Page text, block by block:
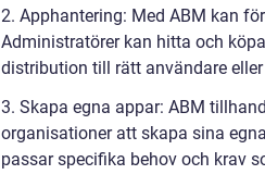
2. Apphantering: Med ABM kan
Administratörer kan hitta och
distribution till rätt användare eller
3. Skapa egna appar: ABM
organisationer att skapa sina
passar specifika behov och krav